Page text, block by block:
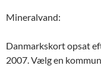
Mineralvand:
Danmarkskort opsat
2007. Vælg en